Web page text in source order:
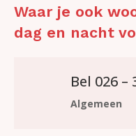
Waar je ook
dag en nacht
Bel 026 –
Algemeen